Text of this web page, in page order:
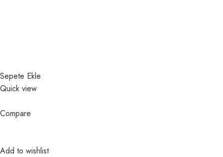
Sepete Ekle
Quick view
Compare
Add to wishlist